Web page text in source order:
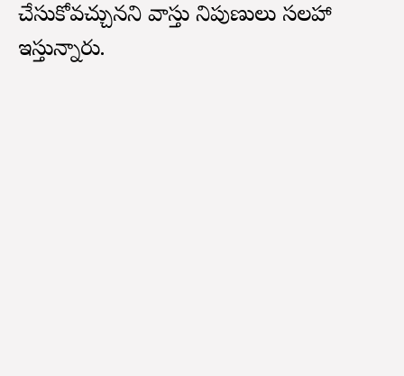
చేసుకోవచ్చునని వాస్తు నిపుణులు సలహా
ఇస్తున్నారు.